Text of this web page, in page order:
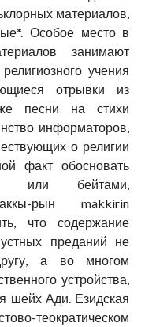
материалов,
Особое место в
занимают
учения
отрывки из
песни на стихи
информаторов,
о религии
факт обосновать
или бейтами,
рын makkirin
что содержание
преданий не
а во многом
устройства,
шейх Ади. Езидская
теократическом